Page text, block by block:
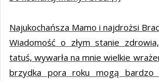
Najukochańsza Mamo i najdrożsi
Wiadomość o złym stanie
tatuś, wywarła na mnie wielkie
brzydka pora roku mogą bardzo